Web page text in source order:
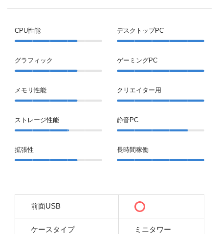
CPU性能
グラフィック
メモリ性能
ストレージ性能
拡張性
デスクトップPC
ゲーミングPC
クリエイター用
静音PC
長時間稼働
前面USB
ケースタイプ ミニタワー